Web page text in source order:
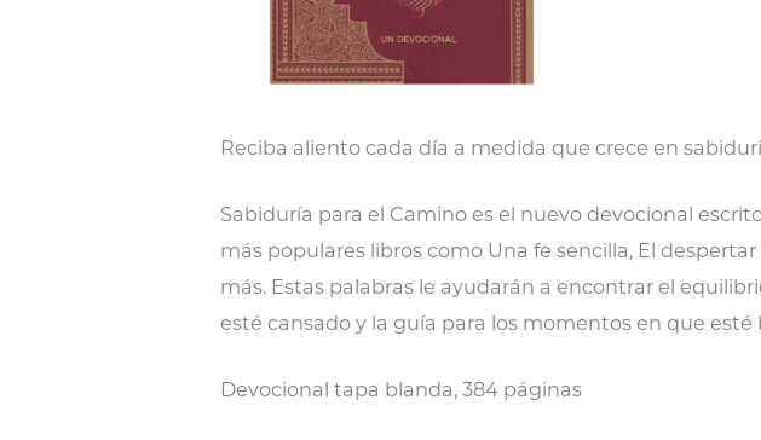
Reciba aliento cada día a medida que crece en
Sabiduría para el Camino es el nuevo devocional
más populares libros como Una fe sencilla, El
más. Estas palabras le ayudarán a encontrar el
esté cansado y la guía para los momentos en que esté
Devocional tapa blanda, 384 páginas